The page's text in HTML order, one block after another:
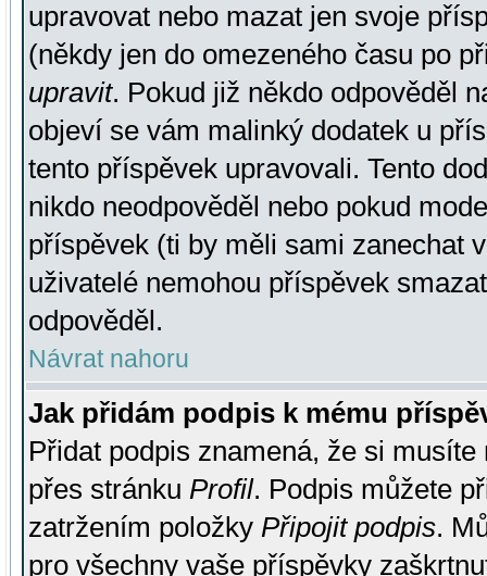
upravovat nebo mazat jen svoje
(někdy jen do omezeného času po
upravit. Pokud již někdo odpověděl
objeví se vám malinký dodatek u
tento příspěvek upravovali. Tento
nikdo neodpověděl nebo pokud
příspěvek (ti by měli sami zanechat
uživatelé nemohou příspěvek
odpověděl.
Návrat nahoru
Jak přidám podpis k mému
Přidat podpis znamená, že si
přes stránku Profil. Podpis můžete
zatržením položky Připojit podpis.
pro všechny vaše příspěvky